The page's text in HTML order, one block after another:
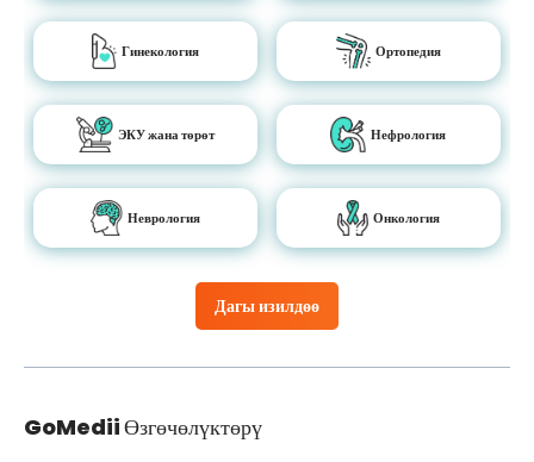
Дагы изилдөө
Гинекология Ортопедия
ЭКУ жана төрөт Нефрология
Неврология Онкология
GoMediiӨзгөчөлүктөрү